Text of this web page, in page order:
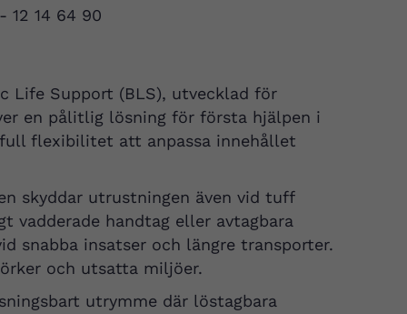
12 14 64 90
Life Support (BLS), utvecklad för
en pålitlig lösning för första hjälpen i
flexibilitet att anpassa innehållet
skyddar utrustningen även vid tuff
vadderade handtag eller avtagbara
snabba insatser och längre transporter.
och utsatta miljöer.
utrymme där löstagbara